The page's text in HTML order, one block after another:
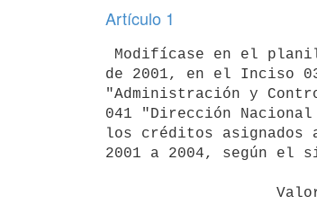
Artículo 1
de 2001, en el Inciso
"Administración y
041 "Dirección
los créditos asignados
2001 a 2004, según el